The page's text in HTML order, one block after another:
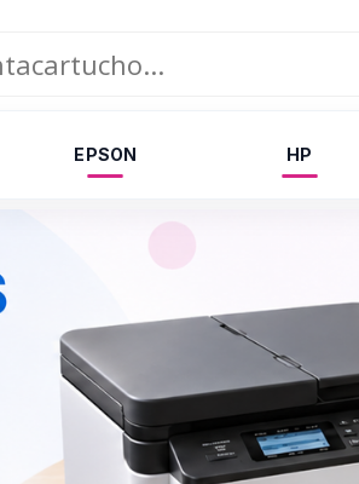
EPSON HP